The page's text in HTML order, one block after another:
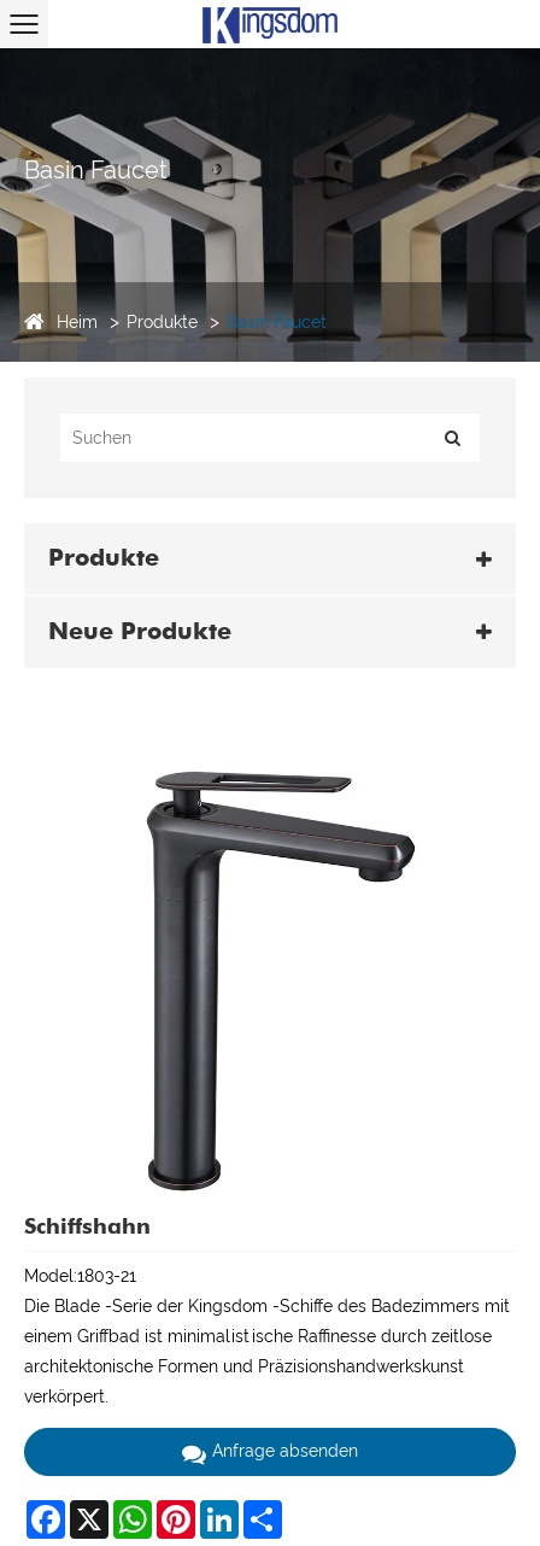
Basin Faucet
Heim Produkte Basin Faucet
Produkte
Neue Produkte
Schiffshahn
Model:1803-21
Die Blade -Serie der Kingsdom -Schiffe des Badezimmers mit
einem Griffbad ist minimalistische Raffinesse durch zeitlose
architektonische Formen und Präzisionshandwerkskunst
verkörpert.
Anfrage absenden
Facebook
X WhatsAppPinterestLinkedIn